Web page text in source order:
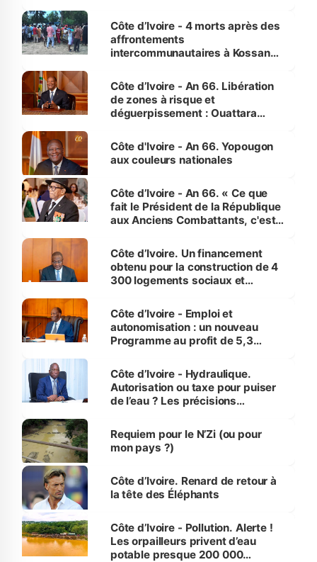
générations futures »
Côte d’Ivoire - 4 morts après des
affrontements
intercommunautaires à Kossandji
milieu des sinistrés
Côte d’Ivoire - An 66. Libération
de zones à risque et
déguerpissement : Ouattara
l'Etat de droit pour préserver les
vies humaines »
Côte d'Ivoire - An 66. Yopougon
aux couleurs nationales
Côte d’Ivoire - An 66. « Ce que
fait le Président de la République
aux Anciens Combattants, c'est
Côte d’Ivoire. Un financement
obtenu pour la construction de 4
300 logements sociaux et
et Yamoussoukro
Côte d’Ivoire - Emploi et
autonomisation : un nouveau
Programme au profit de 5,3
Côte d’Ivoire - Hydraulique.
Autorisation ou taxe pour puiser
de l’eau ? Les précisions
Requiem pour le N’Zi (ou pour
mon pays ?)
Côte d’Ivoire. Renard de retour à
la tête des Éléphants
Côte d’Ivoire - Pollution. Alerte !
Les orpailleurs privent d’eau
potable presque 200 000